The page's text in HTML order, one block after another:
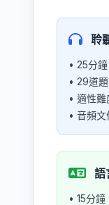
聆
• 25分鐘
• 29道
• 適性
• 音頻
語
• 15分鐘